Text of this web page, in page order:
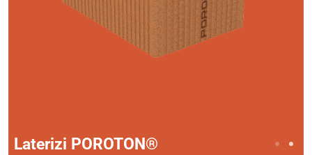
Laterizi POROTON®